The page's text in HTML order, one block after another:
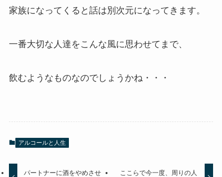
家族になってくると話は別次元になってきます。
一番大切な人達をこんな風に思わせてまで、
飲むようなものなのでしょうかね・・・
アルコールと人生
パートナーに酒をやめさせ
ここらで今一度、周りの人